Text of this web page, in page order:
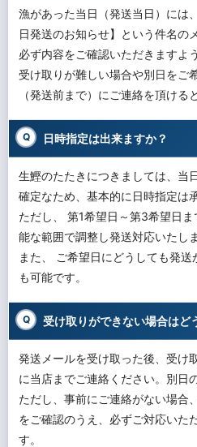
漁があった当日（発送当日）には
日発送のお知らせ】という件名の
必ず内容をご確認いただきますよ
受け取りが難しい場合や別日をご
（発送前まで）にご連絡を頂ける
日時指定は出来ますか？
生鰹のたたきにつきましては、当
確定なため、基本的に日時指定は
ただし、 第1希望日～第3希望日
能な範囲で調整し発送対応いたしま
また、 ご希望日にどうしても発
も可能です。
受け取りができない場合はど
発送メールを受け取った後、受け
に当店までご連絡ください。別日
ただし、事前にご連絡がない場合
をご確認のうえ、必ずご対応いた
す。